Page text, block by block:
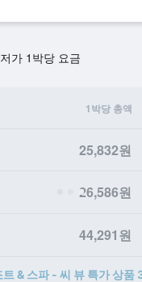
가 1박당 요금
1박당 총액
25,832원
26,586원
44,291원
& 스파 - 씨 뷰 ​특가 ​상품